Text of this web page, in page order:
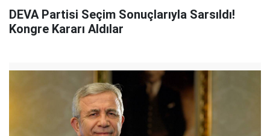
DEVA Partisi Seçim Sonuçlarıyla Sarsıldı!
Kongre Kararı Aldılar